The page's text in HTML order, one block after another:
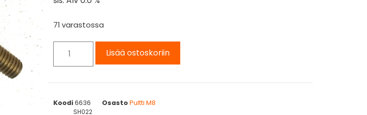
71 varastossa
Lisää ostoskoriin
Koodi6636 Osasto Pultti M8
SH022